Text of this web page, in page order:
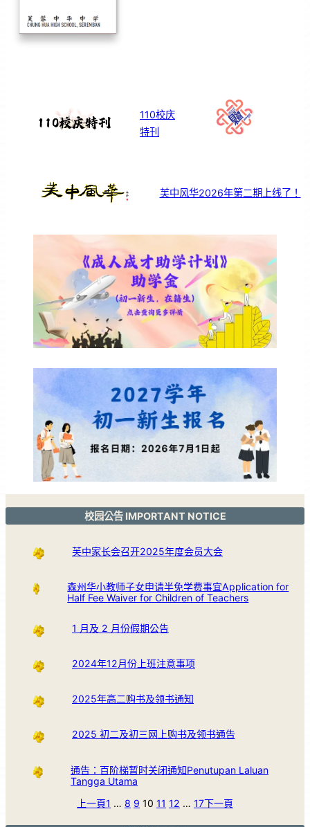
110校庆
特刊
芙中风华2026年第二期上线了！
校园公告 IMPORTANT NOTICE
芙中家长会召开2025年度会员大会
森州华小教师子女申请半免学费事宜Application for
Half Fee Waiver for Children of Teachers
1 月及 2 月份假期公告
2024年12月份上班注意事项
2025年高二购书及领书通知
2025 初二及初三网上购书及领书通告
通告：百阶梯暂时关闭通知Penutupan Laluan
Tangga Utama
上一頁1 … 8 9 10 11 12 … 17下一頁